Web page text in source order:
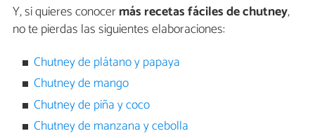
Y, si quieres conocermás recetas fáciles de chutney,
no te pierdas las siguientes elaboraciones:
Chutney de plátano y papaya
Chutney de mango
Chutney de piña y coco
Chutney de manzana y cebolla